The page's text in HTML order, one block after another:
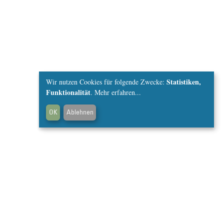
Wir nutzen Cookies für folgende Zwecke: Statistiken,
Funktionalität. Mehr erfahren...
OK Ablehnen